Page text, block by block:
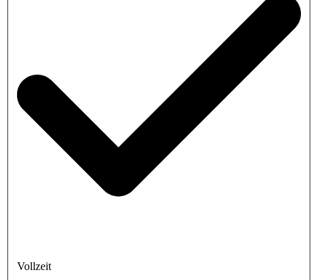
Vollzeit